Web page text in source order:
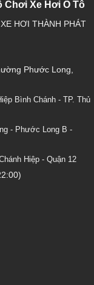
Chơi Xe Hơi Ô Tô
HƠI THÀNH PHÁT
Phước Long,
Bình Chánh - TP. Thủ
- Phước Long B -
Hiệp - Quận 12